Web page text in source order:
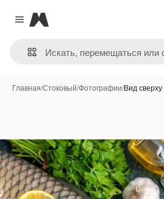
Close menu
Magnific
Главная/Стоковый/Фотографии/Вид